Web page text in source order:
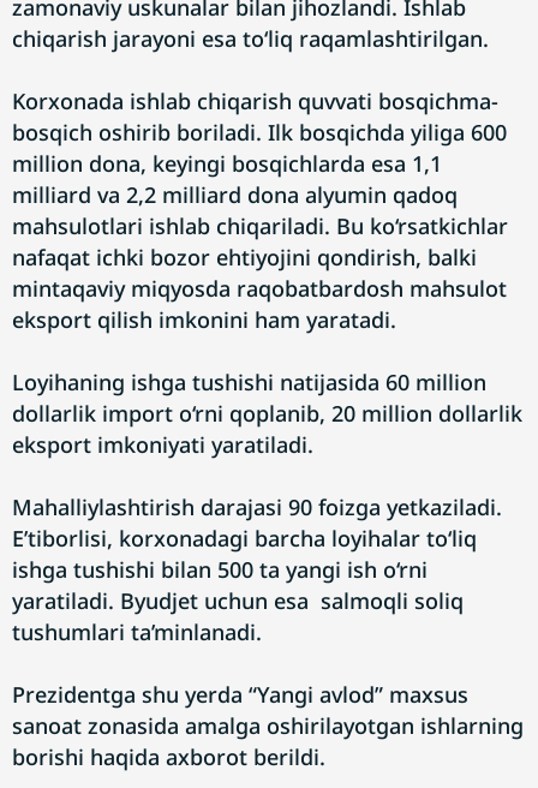
zamonaviy uskunalar bilan jihozlandi. Ishlab
chiqarish jarayoni esa to‘liq raqamlashtirilgan.
Korxonada ishlab chiqarish quvvati bosqichma-
bosqich oshirib boriladi. Ilk bosqichda yiliga 600
million dona, keyingi bosqichlarda esa 1,1
milliard va 2,2 milliard dona alyumin qadoq
mahsulotlari ishlab chiqariladi. Bu ko‘rsatkichlar
nafaqat ichki bozor ehtiyojini qondirish, balki
mintaqaviy miqyosda raqobatbardosh mahsulot
eksport qilish imkonini ham yaratadi.
Loyihaning ishga tushishi natijasida 60 million
dollarlik import o‘rni qoplanib, 20 million dollarlik
eksport imkoniyati yaratiladi.
Mahalliylashtirish darajasi 90 foizga yetkaziladi.
E’tiborlisi, korxonadagi barcha loyihalar to‘liq
ishga tushishi bilan 500 ta yangi ish o‘rni
yaratiladi. Byudjet uchun esa salmoqli soliq
tushumlari ta’minlanadi.
Prezidentga shu yerda “Yangi avlod” maxsus
sanoat zonasida amalga oshirilayotgan ishlarning
borishi haqida axborot berildi.